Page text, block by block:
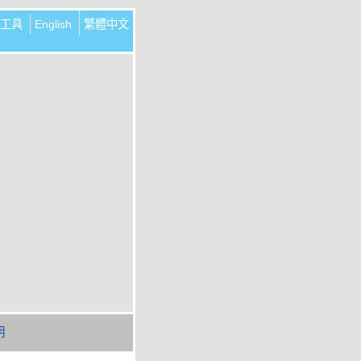
工具 English 繁體中文